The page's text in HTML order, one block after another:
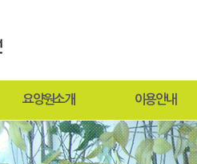
요양원소개
인사말
설립목적 및 연혁
이용안내
입퇴원절차
찾아오시는길